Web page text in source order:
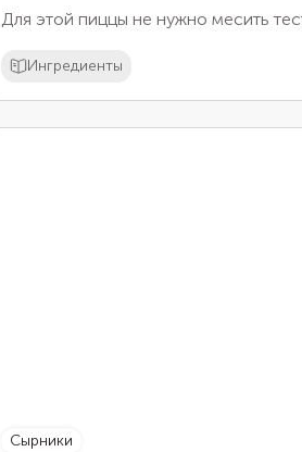
Для этой пиццы не нужно месить
Ингредиенты
сырники